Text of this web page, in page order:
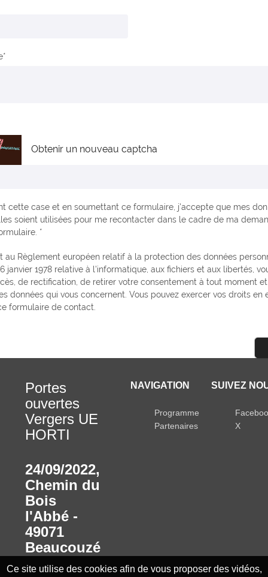
Obtenir un nouveau captcha
cette case et en soumettant ce formulaire, j'accepte que mes
soient utilisées pour me recontacter dans le cadre de ma
*
6 janvier 1978 relative à l'informatique, aux fichiers et aux libertés,
de rectification, de retirer votre consentement à tout moment
données qui vous concernent. Vous pouvez exercer vos droits en
formulaire de contact.
Ce site utilise des cookies afin de vous proposer des vidéos,
Portes
ouvertes
Vergers UE
HORTI
24/09/2022,
Chemin du
Bois
l'Abbé -
49071
Beaucouzé
NAVIGATION
Programme
Partenaires
SUIVEZ
X